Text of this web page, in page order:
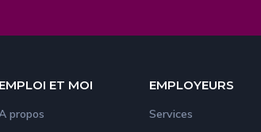
EMPLOI ET MOI
propos
EMPLOYEURS
Services